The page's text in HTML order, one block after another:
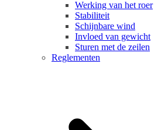
Werking van het roer
Stabiliteit
Schijnbare wind
Invloed van gewicht
Sturen met de zeilen
Reglementen